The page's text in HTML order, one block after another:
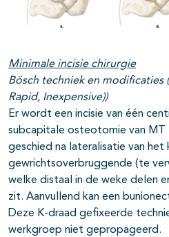
Minimale incisie chirurgie
Bösch techniek en modificaties
Rapid, Inexpensive))
Er wordt een incisie van één
subcapitale osteotomie van MT
geschied na lateralisatie van het
gewrichtsoverbruggende (te
welke distaal in de weke delen
zit. Aanvullend kan een
Deze K-draad gefixeerde
werkgroep niet gepropageerd.